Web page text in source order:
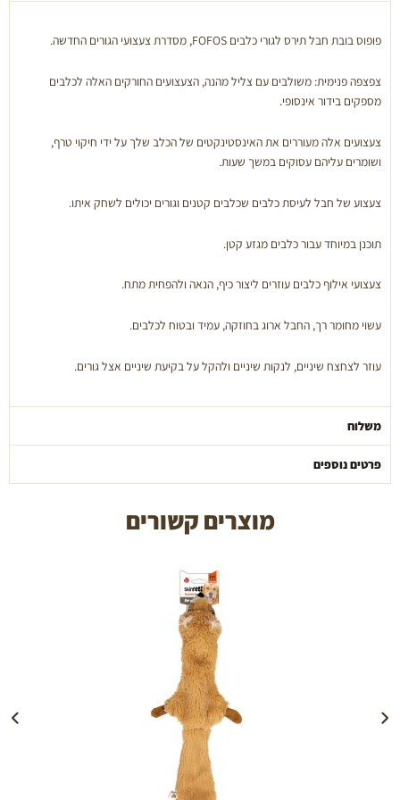
כלבים
פופוס בובת חבל תירס לגורי כלבים FOFOS, מסדרת צעצועי הגורים החדשה.
צפצפה פנימית: משולבים עם צליל מהנה, הצעצועים החורקים האלה לכלבים
מספקים בידור אינסופי.
צעצועים אלה מעוררים את האינסטינקטים של הכלב שלך על ידי חיקוי טרף,
ושומרים עליהם עסוקים במשך שעות.
צעצוע של חבל לעיסת כלבים שכלבים קטנים וגורים יכולים לשחק איתו.
תוכנן במיוחד עבור כלבים מגזע קטן.
צעצועי אילוף כלבים עוזרים ליצור כיף, הנאה ולהפחית מתח.
עשוי מחומר רך, החבל ארוג בחוזקה, עמיד ובטוח לכלבים.
עוזר לצחצח שיניים, לנקות שיניים ולהקל על בקיעת שיניים אצל גורים.
משלוח
פרטים נוספים
מוצרים קשורים
הוספה לעגלה